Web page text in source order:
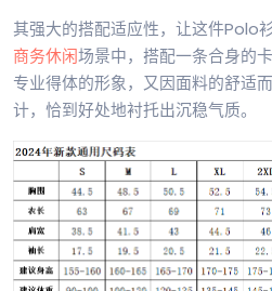
其强大的搭配适应性，让这件Polo
商务休闲场景中，搭配一条合身的
专业得体的形象，又因面料的舒适
计，恰到好处地衬托出沉稳气质。